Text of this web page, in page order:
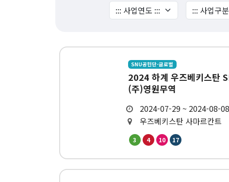
SNU공헌단-글로벌
2024 하계 우즈베키스탄
(주)영원무역
2024-07-29 ~ 2024-08-08
우즈베키스탄 사마르칸트
3 4 10 17